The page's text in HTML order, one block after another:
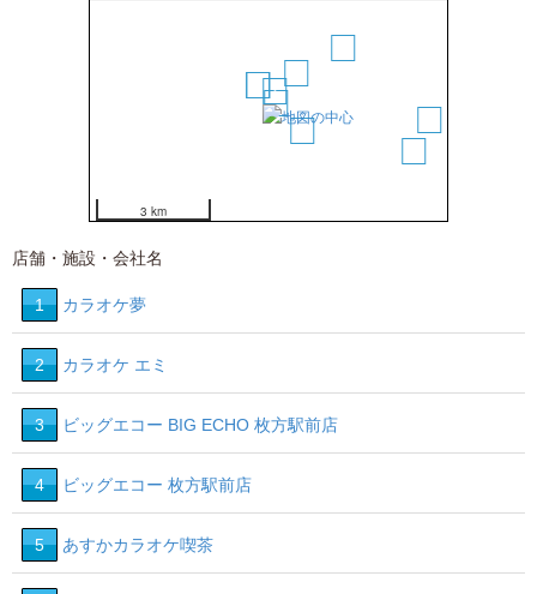
1
2
6
3 km
店舗・施設・会社名
1 カラオケ夢
2 カラオケ エミ
3 ビッグエコー BIG ECHO 枚方駅前店
4 ビッグエコー 枚方駅前店
5 あすかカラオケ喫茶